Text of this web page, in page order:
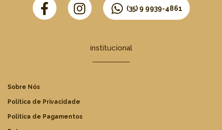
(35) 9 9939-4861
institucional
Sobre Nós
Política de Privacidade
Política de Pagamentos